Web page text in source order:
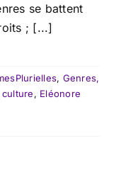
se battent
; [...]
, Genres,
culture, Eléonore